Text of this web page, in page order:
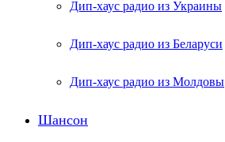
Дип-хаус радио из Украины
Дип-хаус радио из Беларуси
Дип-хаус радио из Молдовы
Шансон